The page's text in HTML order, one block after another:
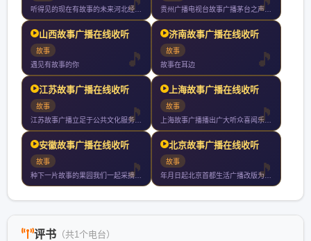
听得见的现在有故事的未来河北经济广播讲述燕赵传奇传播河北声音
贵州广播电视台故事广播茅台之声于年月日经国家广电总局正式批准
山西故事广播在线收听
故事
遇见有故事的你
济南故事广播在线收听
故事
故事在耳边
江苏故事广播在线收听
故事
江苏故事广播立足于公共文化服务秉承人文精神致力于打造一个综合
上海故事广播在线收听
故事
上海故事广播播出广大听众喜闻乐见的丰富节目内容有当代畅销小说
安徽故事广播在线收听
故事
种下一片故事的果园我们一起采摘与收获关注安徽故事频率新鲜福利
北京故事广播在线收听
故事
年月日起北京首都生活广播改版为北京故事广播是北京第一家以讲故
评书 （共1个电台）